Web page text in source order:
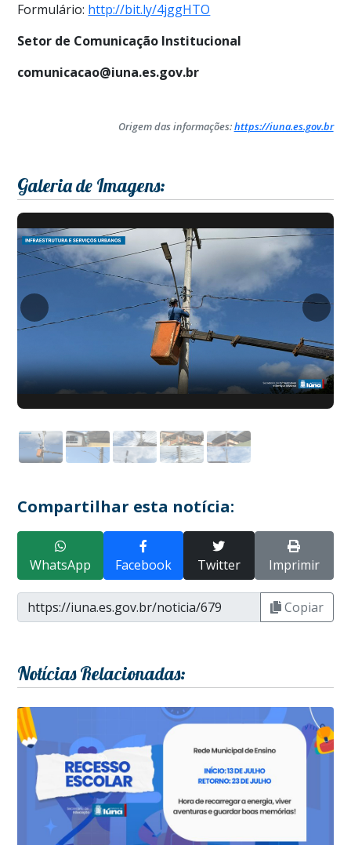
Formulário: http://bit.ly/4jggHTO
Setor de Comunicação Institucional
comunicacao@iuna.es.gov.br
Origem das informações:https://iuna.es.gov.br
Galeria de Imagens:
Compartilhar esta notícia:
WhatsApp Facebook Twitter Imprimir
Copiar
Notícias Relacionadas: